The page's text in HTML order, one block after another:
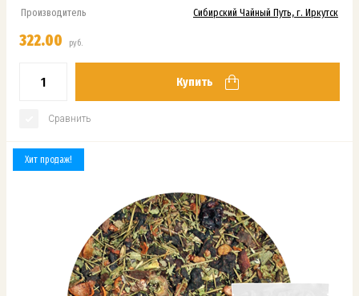
Производитель Сибирский Чайный Путь, г. Иркутск
322.00 руб.
Купить
Сравнить
Хит продаж!